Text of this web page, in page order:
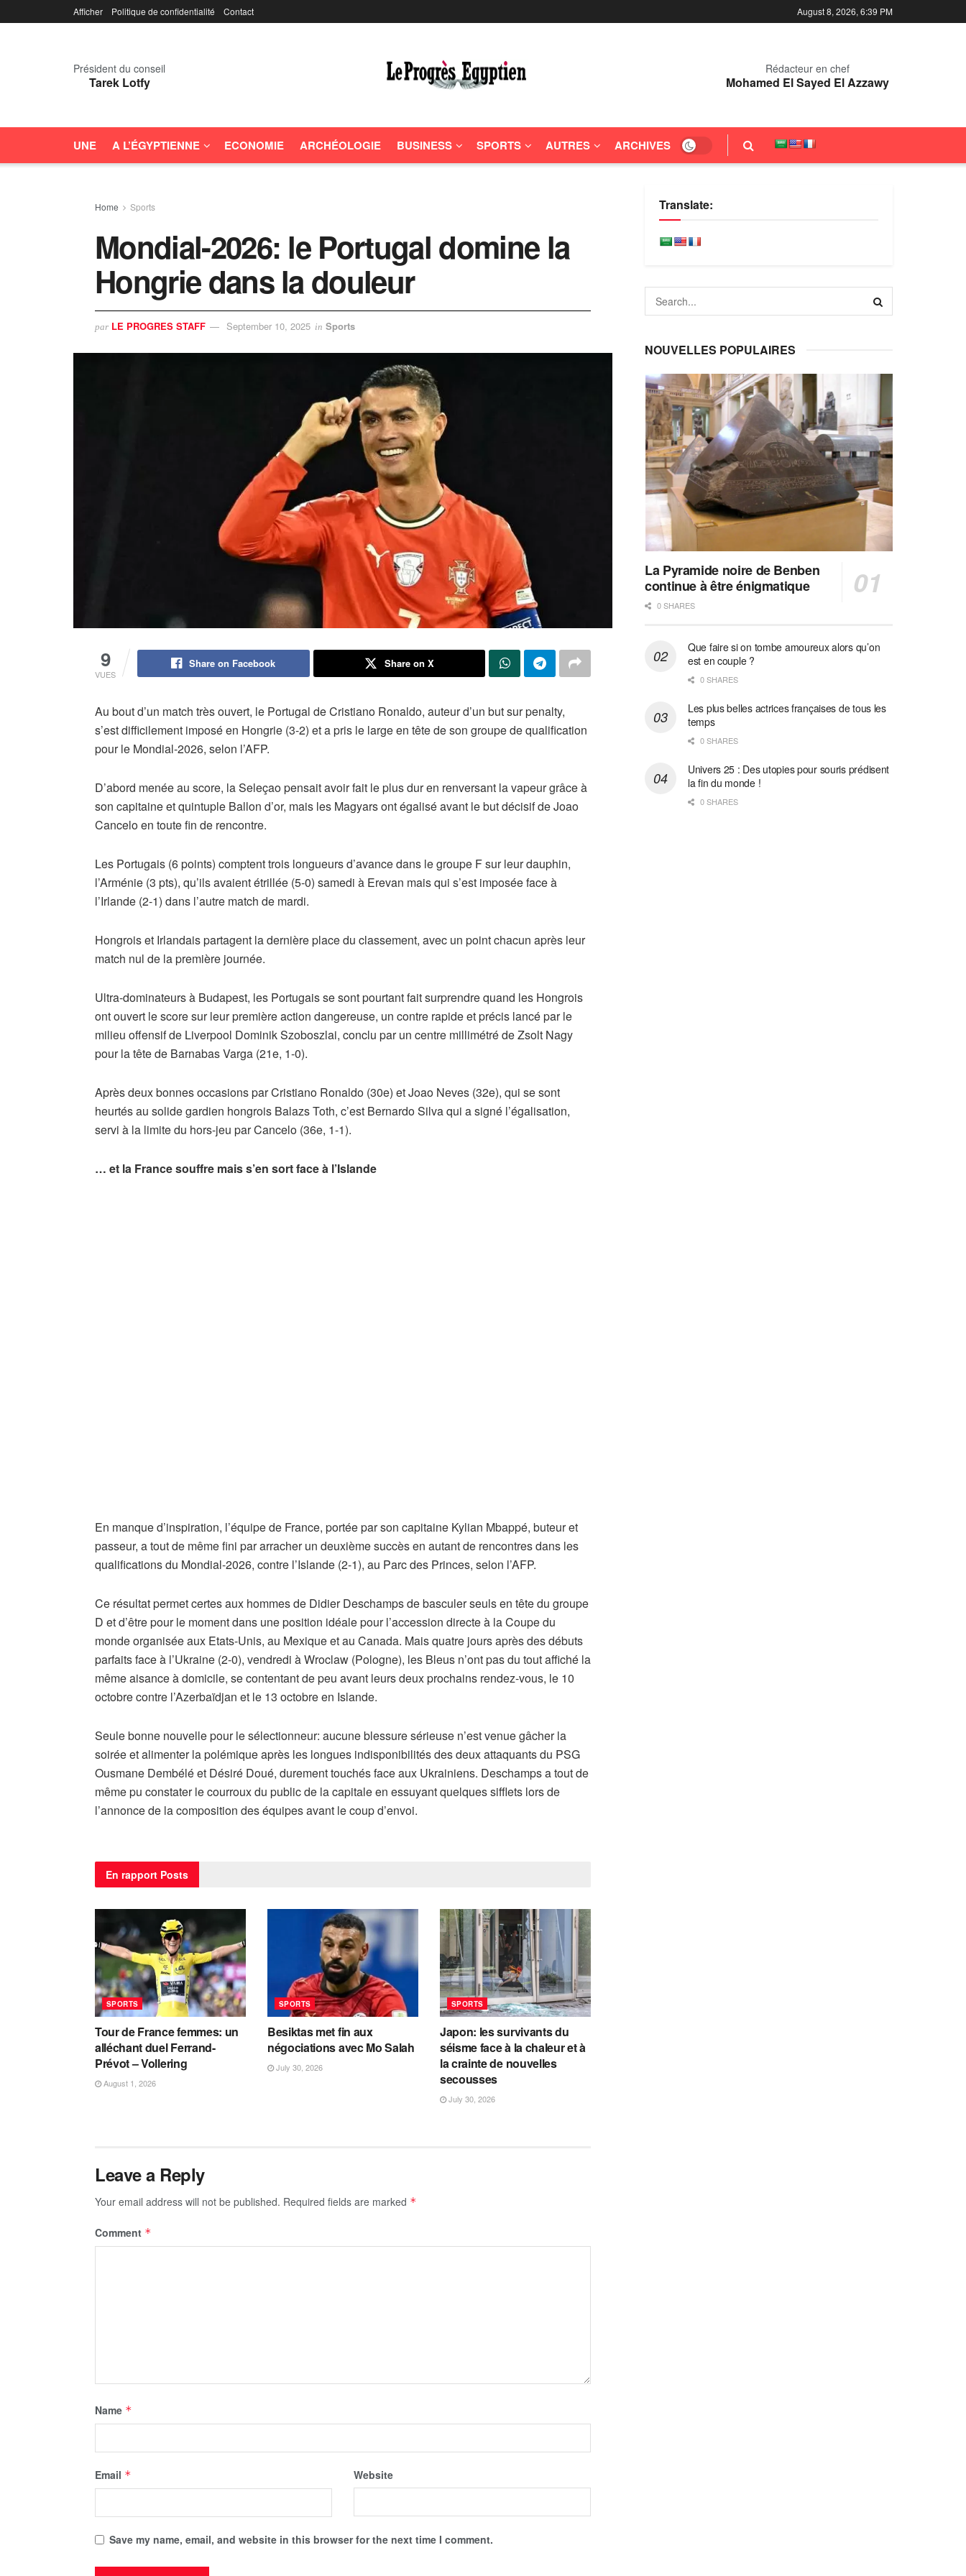
Afficher Politique de confidentialité Contact August 8, 2026, 6:39 PM
Président du conseil
Tarek Lotfy
Rédacteur en chef
Mohamed El Sayed El Azzawy
UNE A L’ÉGYPTIENNE ECONOMIE ARCHÉOLOGIE BUSINESS SPORTS AUTRES ARCHIVES
Home Sports
Mondial-2026: le Portugal domine la
Hongrie dans la douleur
par LE PROGRES STAFF September 10, 2025 in Sports
9
VUES
Share on Facebook Share on X
Au bout d’un match très ouvert, le Portugal de Cristiano Ronaldo, auteur d’un but sur penalty,
s’est difficilement imposé en Hongrie (3-2) et a pris le large en tête de son groupe de qualification
pour le Mondial-2026, selon l’AFP.
D’abord menée au score, la Seleçao pensait avoir fait le plus dur en renversant la vapeur grâce à
son capitaine et quintuple Ballon d’or, mais les Magyars ont égalisé avant le but décisif de Joao
Cancelo en toute fin de rencontre.
Les Portugais (6 points) comptent trois longueurs d’avance dans le groupe F sur leur dauphin,
l’Arménie (3 pts), qu’ils avaient étrillée (5-0) samedi à Erevan mais qui s’est imposée face à
l’Irlande (2-1) dans l’autre match de mardi.
Hongrois et Irlandais partagent la dernière place du classement, avec un point chacun après leur
match nul de la première journée.
Ultra-dominateurs à Budapest, les Portugais se sont pourtant fait surprendre quand les Hongrois
ont ouvert le score sur leur première action dangereuse, un contre rapide et précis lancé par le
milieu offensif de Liverpool Dominik Szoboszlai, conclu par un centre millimétré de Zsolt Nagy
pour la tête de Barnabas Varga (21e, 1-0).
Après deux bonnes occasions par Cristiano Ronaldo (30e) et Joao Neves (32e), qui se sont
heurtés au solide gardien hongrois Balazs Toth, c’est Bernardo Silva qui a signé l’égalisation,
servi à la limite du hors-jeu par Cancelo (36e, 1-1).
… et la France souffre mais s’en sort face à l’Islande
En manque d’inspiration, l’équipe de France, portée par son capitaine Kylian Mbappé, buteur et
passeur, a tout de même fini par arracher un deuxième succès en autant de rencontres dans les
qualifications du Mondial-2026, contre l’Islande (2-1), au Parc des Princes, selon l’AFP.
Ce résultat permet certes aux hommes de Didier Deschamps de basculer seuls en tête du groupe
D et d’être pour le moment dans une position idéale pour l’accession directe à la Coupe du
monde organisée aux Etats-Unis, au Mexique et au Canada. Mais quatre jours après des débuts
parfaits face à l’Ukraine (2-0), vendredi à Wroclaw (Pologne), les Bleus n’ont pas du tout affiché la
même aisance à domicile, se contentant de peu avant leurs deux prochains rendez-vous, le 10
octobre contre l’Azerbaïdjan et le 13 octobre en Islande.
Seule bonne nouvelle pour le sélectionneur: aucune blessure sérieuse n’est venue gâcher la
soirée et alimenter la polémique après les longues indisponibilités des deux attaquants du PSG
Ousmane Dembélé et Désiré Doué, durement touchés face aux Ukrainiens. Deschamps a tout de
même pu constater le courroux du public de la capitale en essuyant quelques sifflets lors de
l’annonce de la composition des équipes avant le coup d’envoi.
En rapport Posts
SPORTS
Tour de France femmes: un
alléchant duel Ferrand-
Prévot – Vollering
August 1, 2026
SPORTS
Besiktas met fin aux
négociations avec Mo Salah
July 30, 2026
SPORTS
Japon: les survivants du
séisme face à la chaleur et à
la crainte de nouvelles
secousses
July 30, 2026
Leave a Reply
Your email address will not be published. Required fields are marked *
Comment *
Name *
Email * Website
Save my name, email, and website in this browser for the next time I comment.
Translate:
NOUVELLES POPULAIRES
La Pyramide noire de Benben
continue à être énigmatique
0 SHARES
Que faire si on tombe amoureux alors qu’on
est en couple ?
0 SHARES
Les plus belles actrices françaises de tous les
temps
0 SHARES
Univers 25 : Des utopies pour souris prédisent
la fin du monde !
0 SHARES